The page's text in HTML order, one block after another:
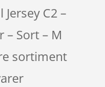
C2 –
– Sort – M
sortiment